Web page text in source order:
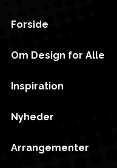
Forside
Om Design for Alle
Inspiration
Nyheder
Arrangementer